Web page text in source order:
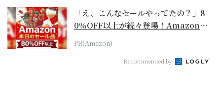
「え、こんなセールやってたの？」8
0％OFF以上が続々登場！Amazonの
本気が...
PR(Amazon)
Recommended by